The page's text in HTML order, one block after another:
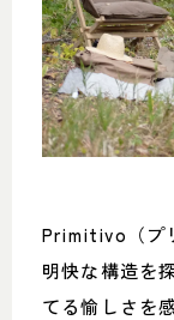
Primitivo（プ
明快な構造を
てる愉しさを